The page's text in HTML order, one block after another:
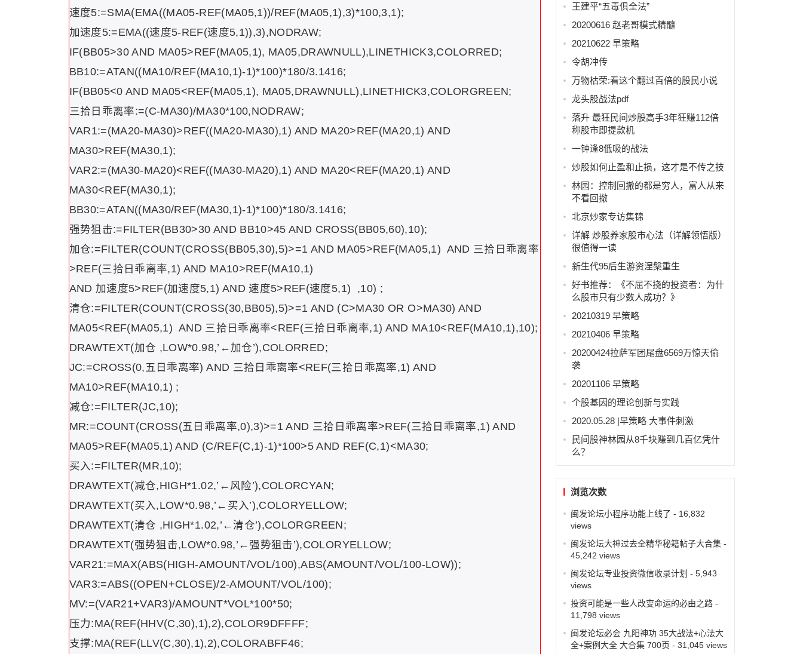
速度5:=SMA(EMA((MA05-REF(MA05,1))/REF(MA05,1),3)*100,3,1);
加速度5:=EMA((速度5-REF(速度5,1)),3),NODRAW;
IF(BB05>30 AND MA05>REF(MA05,1), MA05,DRAWNULL),LINETHICK3,COLORRED;
BB10:=ATAN((MA10/REF(MA10,1)-1)*100)*180/3.1416;
IF(BB05<0 AND MA05<REF(MA05,1), MA05,DRAWNULL),LINETHICK3,COLORGREEN;
三拾日乖离率:=(C-MA30)/MA30*100,NODRAW;
VAR1:=(MA20-MA30)>REF((MA20-MA30),1) AND MA20>REF(MA20,1) AND
MA30>REF(MA30,1);
VAR2:=(MA30-MA20)<REF((MA30-MA20),1) AND MA20<REF(MA20,1) AND
MA30<REF(MA30,1);
BB30:=ATAN((MA30/REF(MA30,1)-1)*100)*180/3.1416;
强势狙击:=FILTER(BB30>30 AND BB10>45 AND CROSS(BB05,60),10);
加仓:=FILTER(COUNT(CROSS(BB05,30),5)>=1 AND MA05>REF(MA05,1) AND 三拾日乖离率
>REF(三拾日乖离率,1) AND MA10>REF(MA10,1)
AND 加速度5>REF(加速度5,1) AND 速度5>REF(速度5,1) ,10) ;
清仓:=FILTER(COUNT(CROSS(30,BB05),5)>=1 AND (C>MA30 OR O>MA30) AND
MA05<REF(MA05,1) AND 三拾日乖离率<REF(三拾日乖离率,1) AND MA10<REF(MA10,1),10);
DRAWTEXT(加仓 ,LOW*0.98,’←加仓’),COLORRED;
JC:=CROSS(0,五日乖离率) AND 三拾日乖离率<REF(三拾日乖离率,1) AND
MA10>REF(MA10,1) ;
减仓:=FILTER(JC,10);
MR:=COUNT(CROSS(五日乖离率,0),3)>=1 AND 三拾日乖离率>REF(三拾日乖离率,1) AND
MA05>REF(MA05,1) AND (C/REF(C,1)-1)*100>5 AND REF(C,1)<MA30;
买入:=FILTER(MR,10);
DRAWTEXT(减仓,HIGH*1.02,’←风险’),COLORCYAN;
DRAWTEXT(买入,LOW*0.98,’←买入’),COLORYELLOW;
DRAWTEXT(清仓 ,HIGH*1.02,’←清仓’),COLORGREEN;
DRAWTEXT(强势狙击,LOW*0.98,’←强势狙击’),COLORYELLOW;
VAR21:=MAX(ABS(HIGH-AMOUNT/VOL/100),ABS(AMOUNT/VOL/100-LOW));
VAR3:=ABS((OPEN+CLOSE)/2-AMOUNT/VOL/100);
MV:=(VAR21+VAR3)/AMOUNT*VOL*100*50;
压力:MA(REF(HHV(C,30),1),2),COLOR9DFFFF;
支撑:MA(REF(LLV(C,30),1),2),COLORABFF46;
王建平“五毒俱全法”
20200616 赵老哥模式精髓
20210622 早策略
令胡冲传
万物枯荣:看这个翻过百倍的股民小说
龙头股战法pdf
落升 最狂民间炒股高手3年狂赚112倍
称股市即提款机
一钟逢8低吸的战法
炒股如何止盈和止损，这才是不传之技
林园：控制回撤的都是穷人，富人从来
不看回撤
北京炒家专访集锦
详解 炒股养家股市心法（详解领悟版）
很值得一读
新生代95后生游资涅槃重生
好书推荐：《不屈不挠的投资者：为什
么股市只有少数人成功？》
20210319 早策略
20210406 早策略
20200424拉萨军团尾盘6569万惊天偷
袭
20201106 早策略
个股基因的理论创新与实践
2020.05.28 |早策略 大事件刺激
民间股神林园从8千块赚到几百亿凭什
么？
浏览次数
闽发论坛小程序功能上线了 - 16,832
views
闽发论坛大神过去全精华秘籍帖子大合集-
45,242 views
闽发论坛专业投资微信收录计划 - 5,943
views
投资可能是一些人改变命运的必由之路-
11,798 views
闽发论坛必会 九阳神功 35大战法+心法大
全+案例大全 大合集 700页 - 31,045 views